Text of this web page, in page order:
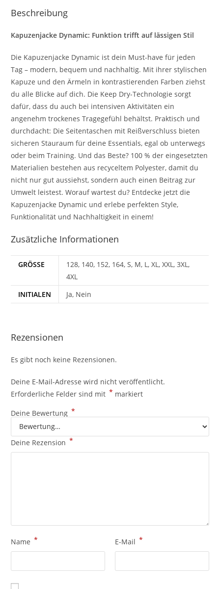
Beschreibung
Kapuzenjacke Dynamic: Funktion trifft auf lässigen Stil
Die Kapuzenjacke Dynamic ist dein Must-have für jeden
Tag – modern, bequem und nachhaltig. Mit ihrer stylischen
Kapuze und den Ärmeln in kontrastierenden Farben ziehst
du alle Blicke auf dich. Die Keep Dry-Technologie sorgt
dafür, dass du auch bei intensiven Aktivitäten ein
angenehm trockenes Tragegefühl behältst. Praktisch und
durchdacht: Die Seitentaschen mit Reißverschluss bieten
sicheren Stauraum für deine Essentials, egal ob unterwegs
oder beim Training. Und das Beste? 100 % der eingesetzten
Materialien bestehen aus recyceltem Polyester, damit du
nicht nur gut aussiehst, sondern auch einen Beitrag zur
Umwelt leistest. Worauf wartest du? Entdecke jetzt die
Kapuzenjacke Dynamic und erlebe perfekten Style,
Funktionalität und Nachhaltigkeit in einem!
Zusätzliche Informationen
GRÖSSE
128, 140, 152, 164, S, M, L, XL, XXL, 3XL,
4XL
INITIALEN
Ja, Nein
Rezensionen
Es gibt noch keine Rezensionen.
Deine E-Mail-Adresse wird nicht veröffentlicht.
Erforderliche Felder sind mit * markiert
Deine Bewertung *
Deine Rezension *
Name * E-Mail *